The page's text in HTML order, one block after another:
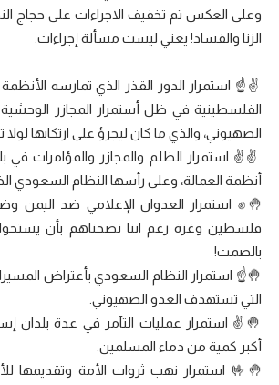
وعلى العكس تم تخفيف الاجراءات على حجاج
الزنا والفساد! يعني ليست مسألة إجراءات.
✌️☝️ استمرار الدور القذر الذي تمارسه
الفلسطينية في ظل أستمرار المجازر الوحشية
الصهيوني، والذي ما كان ليجرؤ على ارتكابها
✌️✌️ استمرار الظلم والمجازر والمؤامرات في
أنظمة العمالة، وعلى رأسها النظام السعودي
🤚✊ استمرار العدوان الإعلامي ضد
فلسطين وغزة رغم اننا نصحناهم بأن يستحوا
بالصمت!
🤚☝️ استمرار النظام السعودي بأعتراض
التي تستهدف العدو الصهيوني.
🤚✌️ استمرار عمليات التآمر في عدة
أكبر كمية من دماء المسلمين.
🤚🤟 استمرار نهب ثروات الأمة وتقديمها